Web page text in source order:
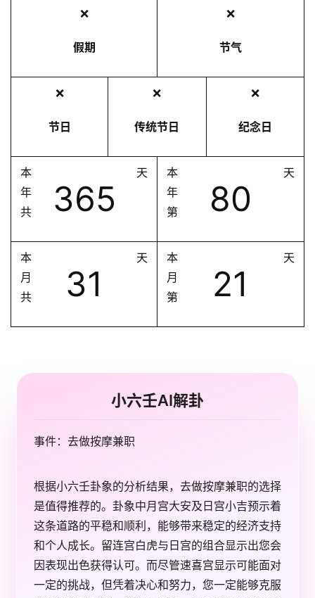
❌
假期
❌
节气
❌
节日
❌
传统节日
❌
纪念日
本
年
共
365
天
本
年
第
80
天
本
月
共
31
天
本
月
第
21
天
小六壬AI解卦
事件：去做按摩兼职
根据小六壬卦象的分析结果，去做按摩兼职的选择
是值得推荐的。卦象中月宫大安及日宫小吉预示着
这条道路的平稳和顺利，能够带来稳定的经济支持
和个人成长。留连宫白虎与日宫的组合显示出您会
因表现出色获得认可。而尽管速喜宫显示可能面对
一定的挑战，但凭着决心和努力，您一定能够克服